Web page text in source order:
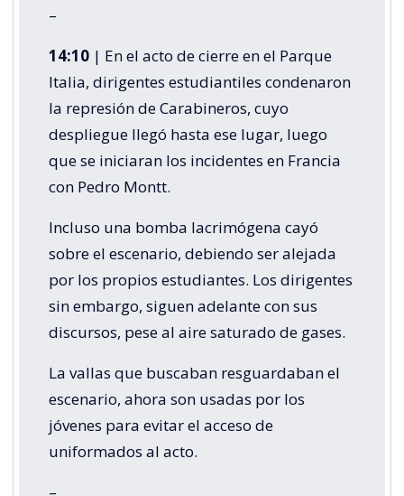
–
14:10 | En el acto de cierre en el Parque
Italia, dirigentes estudiantiles condenaron
la represión de Carabineros, cuyo
despliegue llegó hasta ese lugar, luego
que se iniciaran los incidentes en Francia
con Pedro Montt.
Incluso una bomba lacrimógena cayó
sobre el escenario, debiendo ser alejada
por los propios estudiantes. Los dirigentes
sin embargo, siguen adelante con sus
discursos, pese al aire saturado de gases.
La vallas que buscaban resguardaban el
escenario, ahora son usadas por los
jóvenes para evitar el acceso de
uniformados al acto.
–